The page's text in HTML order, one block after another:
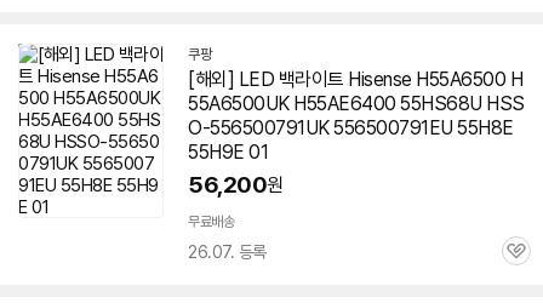
쿠팡
[해외] LED 백라이트 Hisense H55A6500 H
55A6500UK H55AE6400 55HS68U HSS
O-556500791UK 556500791EU 55H8E
55H9E 01
56,200원
무료배송
26.07. 등록
관